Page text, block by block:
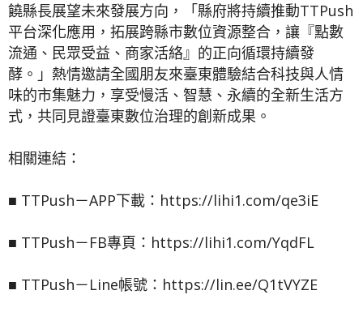
饒縣長展望未來發展方向，「縣府將持續推動TTPush
平台深化應用，拓展跨縣市數位資源整合，讓『點數
流通、民眾受益、商家活絡』的正向循環持續發
酵。」熱情邀請全國朋友來臺東體驗結合科技與人情
味的市集魅力，享受慢活、智慧、永續的全新生活方
式，共同見證臺東數位治理的創新成果。
相關連結：
■ TTPush－APP下載：https://lihi1.com/qe3iE
■ TTPush－FB專頁：https://lihi1.com/YqdFL
■ TTPush－Line帳號：https://lin.ee/Q1tVYZE